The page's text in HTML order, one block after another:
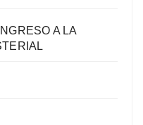
A LA